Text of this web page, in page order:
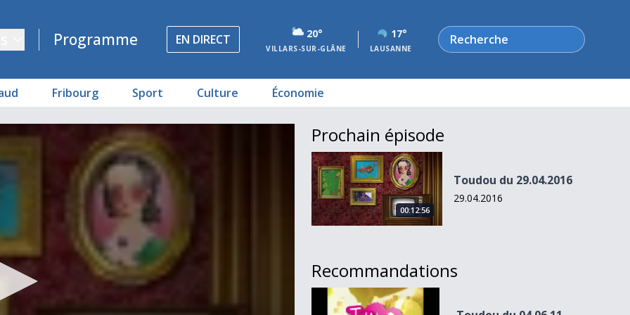
Programme EN DIRECT 20°
VILLARS-SUR-GLÂNE
17°
LAUSANNE
Rechercher
Fribourg Sport Culture Économie
Prochain épisode
Toudou du 29.04.2016
00:12:56
Toudou du 29.04.2016
29.04.2016
Recommandations
Toudou du 04.06.11